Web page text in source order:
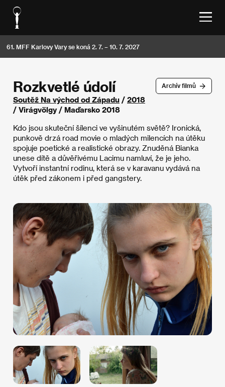
61. MFF Karlovy Vary se koná 2. 7. – 10. 7. 2027
Archív filmů
Rozkvetlé údolí
Soutěž Na východ od Západu / 2018
/ Virágvölgy / Maďarsko 2018
Kdo jsou skuteční šílenci ve vyšinutém světě? Ironická,
punkově drzá road movie o mladých milencích na útěku
spojuje poetické a realistické obrazy. Znuděná Bianka
unese dítě a důvěřivému Lacimu namluví, že je jeho.
Vytvoří instantní rodinu, která se v karavanu vydává na
útěk před zákonem i před gangstery.